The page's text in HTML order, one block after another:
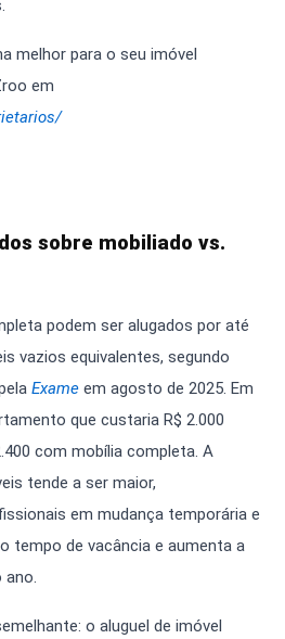
melhor para o seu imóvel
em
sobre mobiliado vs.
podem ser alugados por até
vazios equivalentes, segundo
Exame em agosto de 2025. Em
que custaria R$ 2.000
com mobília completa. A
tende a ser maior,
em mudança temporária e
tempo de vacância e aumenta a
ano.
o aluguel de imóvel